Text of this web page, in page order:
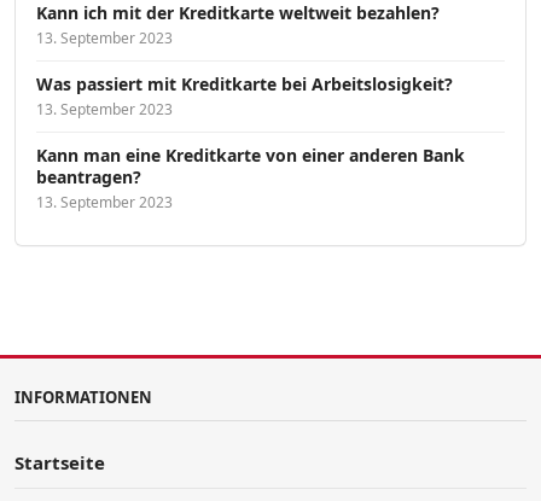
Kann ich mit der Kreditkarte weltweit bezahlen?
13. September 2023
Was passiert mit Kreditkarte bei Arbeitslosigkeit?
13. September 2023
Kann man eine Kreditkarte von einer anderen Bank
beantragen?
13. September 2023
INFORMATIONEN
Startseite